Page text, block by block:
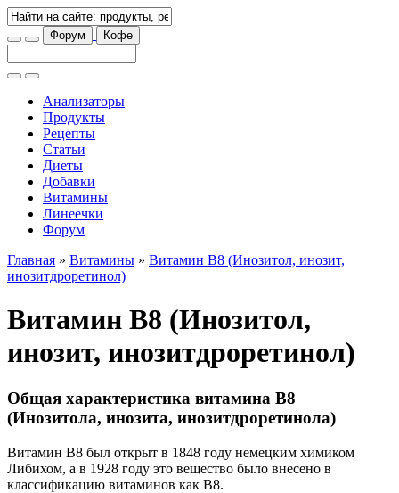
Форум Кофе
Анализаторы
Продукты
Рецепты
Статьи
Диеты
Добавки
Витамины
Линеечки
Форум
Главная » Витамины » Витамин B8 (Инозитол, инозит,
инозитдроретинол)
Витамин B8 (Инозитол,
инозит, инозитдроретинол)
Общая характеристика витамина В8
(Инозитола, инозита, инозитдроретинола)
Витамин B8 был открыт в 1848 году немецким химиком
Либихом, а в 1928 году это вещество было внесено в
классификацию витаминов как B8.